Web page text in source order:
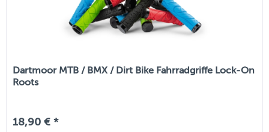
Dartmoor MTB / BMX / Dirt Bike Fahrradgriffe Lock-On
Roots
18,90 € *